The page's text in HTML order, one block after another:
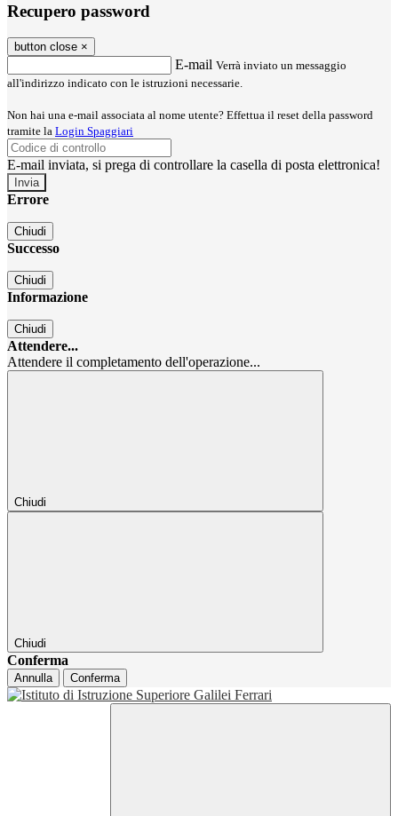
Recupero password
button close ×
E-mail Verrà inviato un messaggio
all'indirizzo indicato con le istruzioni necessarie.
Non hai una e-mail associata al nome utente? Effettua il reset della password
tramite la Login Spaggiari
E-mail inviata, si prega di controllare la casella di posta elettronica!
Errore
Chiudi
Successo
Chiudi
Informazione
Chiudi
Attendere...
Attendere il completamento dell'operazione...
Chiudi
Chiudi
Conferma
Annulla Conferma